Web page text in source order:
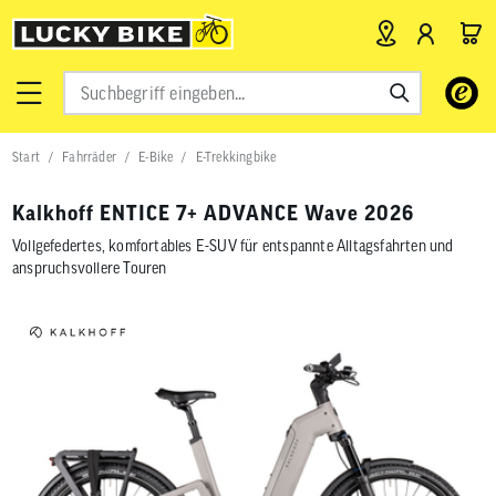
Verwende
Pfeile
nach
das
gelangen.
Start Fahrräder E-Bike E-Trekkingbike
Kalkhoff ENTICE 7+ ADVANCE Wave 2026
Vollgefedertes, komfortables E-SUV für entspannte Alltagsfahrten und
anspruchsvollere Touren